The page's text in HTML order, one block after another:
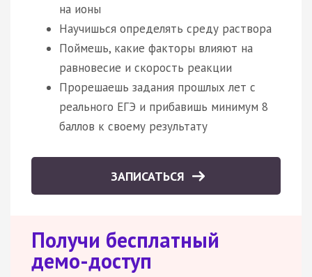
на ионы
Научишься определять среду раствора
Поймешь, какие факторы влияют на
равновесие и скорость реакции
Прорешаешь задания прошлых лет с
реального ЕГЭ и прибавишь минимум 8
баллов к своему результату
ЗАПИСАТЬСЯ
Получи бесплатный
демо-доступ